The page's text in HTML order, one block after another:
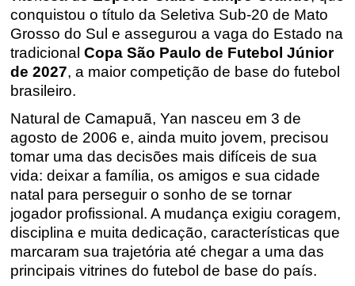
conquistou o título da Seletiva Sub-20 de Mato
Grosso do Sul e assegurou a vaga do Estado na
tradicional Copa São Paulo de Futebol Júnior
de 2027, a maior competição de base do futebol
brasileiro.
Natural de Camapuã, Yan nasceu em 3 de
agosto de 2006 e, ainda muito jovem, precisou
tomar uma das decisões mais difíceis de sua
vida: deixar a família, os amigos e sua cidade
natal para perseguir o sonho de se tornar
jogador profissional. A mudança exigiu coragem,
disciplina e muita dedicação, características que
marcaram sua trajetória até chegar a uma das
principais vitrines do futebol de base do país.